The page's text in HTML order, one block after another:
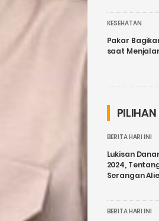
KESEHATAN
Pakar
saat
PILIHAN
BERITA HARI INI
Lukisan
2024,
Serangan
BERITA HARI INI